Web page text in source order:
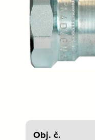
Obj. č.